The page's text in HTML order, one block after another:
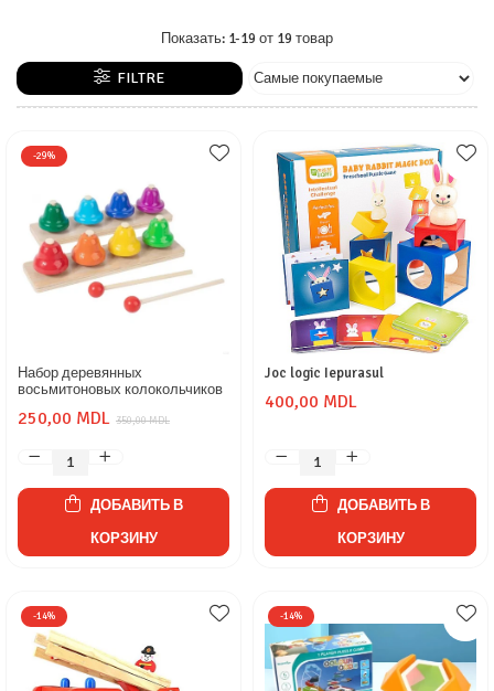
Показать: 1-19 от 19 товар
FILTRE
-29%
Набор деревянных
восьмитоновых колокольчиков
350,00 MDL
250,00 MDL
ДОБАВИТЬ В
КОРЗИНУ
Joc logic Iepurasul
400,00 MDL
ДОБАВИТЬ В
КОРЗИНУ
-14% -14%